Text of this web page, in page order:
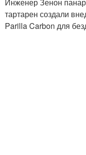
тартарен создали
Parilla Carbon для